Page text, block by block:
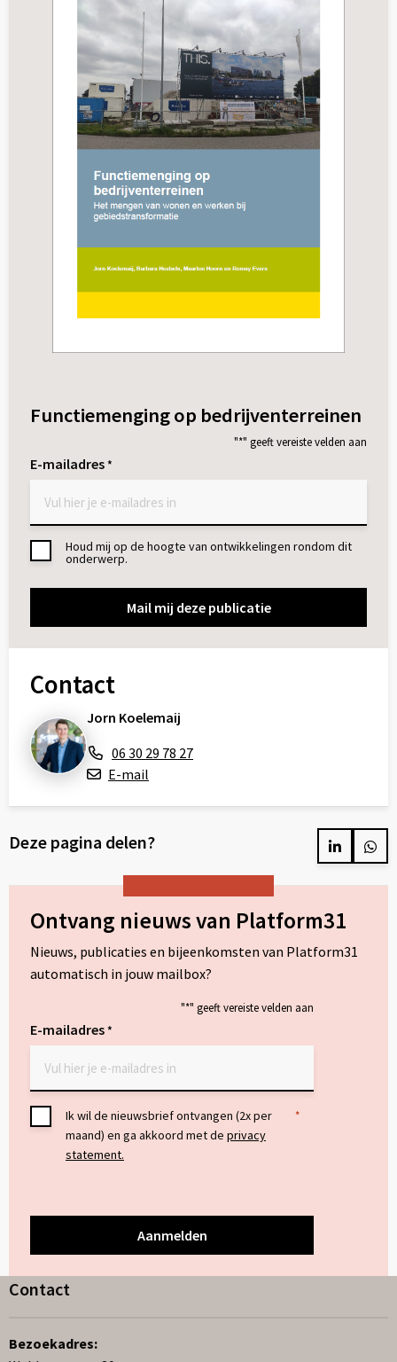
Functiemenging op bedrijventerreinen
"*" geeft vereiste velden aan
E-mailadres*
Toestemming
Houd mij op de hoogte van ontwikkelingen rondom dit
onderwerp.
Contact
Jorn Koelemaij
06 30 29 78 27
E-mail
Deze pagina delen?
Delen
LinkedIn
Ontvang nieuws van Platform31
Nieuws, publicaties en bijeenkomsten van Platform31
automatisch in jouw mailbox?
"*" geeft vereiste velden aan
E-mailadres*
Toestemming
Ik wil de nieuwsbrief ontvangen (2x per
maand) en ga akkoord met de privacy
statement.
*
Contact
Bezoekadres: